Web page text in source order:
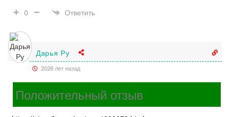
0
Ответить
Дарья Ру
2026 лет назад
Положительный отзыв